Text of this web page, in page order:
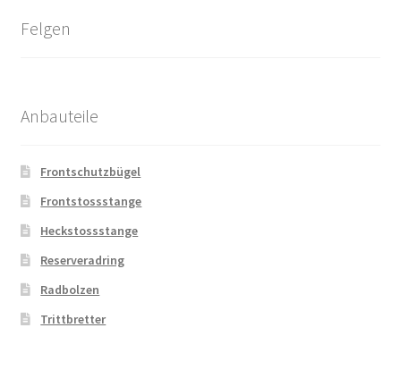
Felgen
Anbauteile
Frontschutzbügel
Frontstossstange
Heckstossstange
Reserveradring
Radbolzen
Trittbretter